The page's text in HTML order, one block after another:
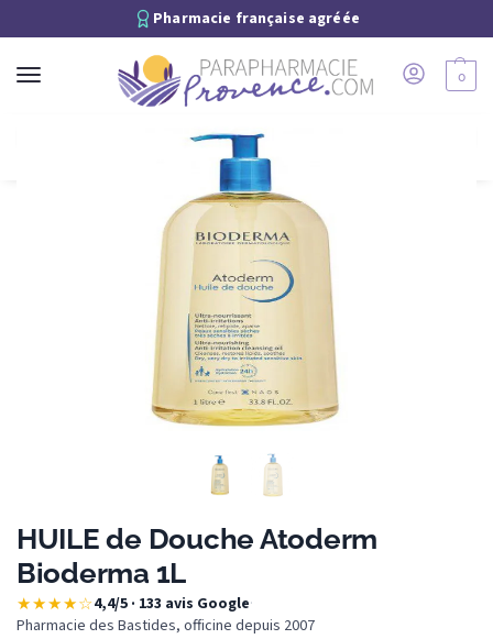
Pharmacie française agréée
0
HUILE de Douche Atoderm
Bioderma 1L
★★★★☆4,4/5 · 133 avis Google·
Pharmacie des Bastides, officine depuis 2007